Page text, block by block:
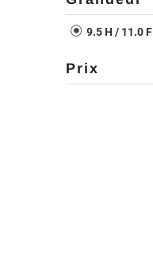
9.5 H / 11.0 F
Prix